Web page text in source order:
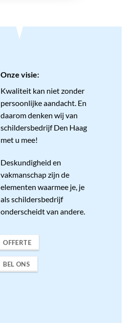
Onze visie:
Kwaliteit kan niet zonder
persoonlijke aandacht. En
daarom denken wij van
schildersbedrijf Den Haag
met u mee!
Deskundigheid en
vakmanschap zijn de
elementen waarmee je, je
als schildersbedrijf
onderscheidt van andere.
OFFERTE
BEL ONS